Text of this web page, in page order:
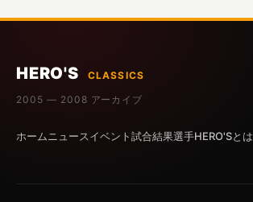
HERO'S
CLASSICS
2005 — 2008 アーカイブ
ホームニュースイベント試合結果選手HERO'Sとは